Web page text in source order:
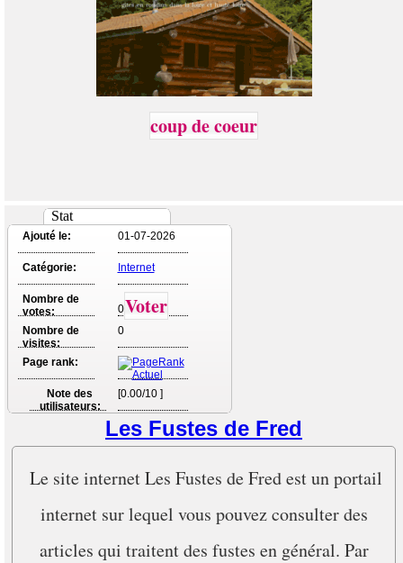
coup de coeur
Stat
Ajouté le: 01-07-2026
Catégorie: Internet
Nombre de
votes:
0Voter
Nombre de
visites:
0
Page rank:
Note des
utilisateurs:
[0.00/10 ]
Les Fustes de Fred
Le site internet Les Fustes de Fred est un portail
internet sur lequel vous pouvez consulter des
articles qui traitent des fustes en général. Par